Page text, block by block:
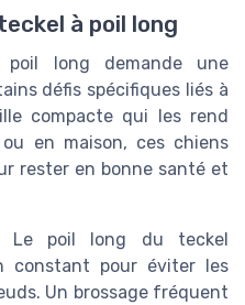
à poil long
long demande une
défis spécifiques liés à
compacte qui les rend
en maison, ces chiens
rester en bonne santé et
poil long du teckel
constant pour éviter les
Un brossage fréquent